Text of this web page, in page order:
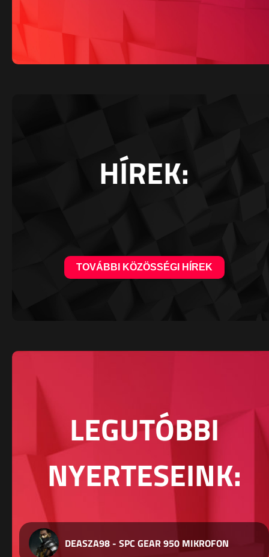
HÍREK:
TOVÁBBI KÖZÖSSÉGI HÍREK
LEGUTÓBBI
NYERTESEINK:
DEASZA98 - SPC GEAR 950 MIKROFON